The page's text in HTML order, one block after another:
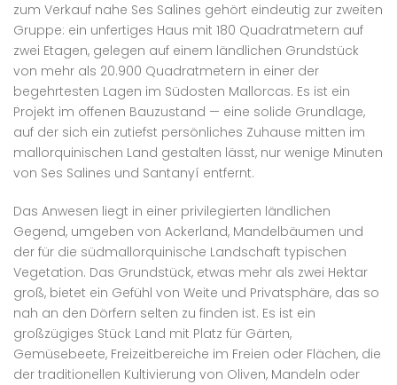
zum Verkauf nahe Ses Salines gehört eindeutig zur zweiten
Gruppe: ein unfertiges Haus mit 180 Quadratmetern auf
zwei Etagen, gelegen auf einem ländlichen Grundstück
von mehr als 20.900 Quadratmetern in einer der
begehrtesten Lagen im Südosten Mallorcas. Es ist ein
Projekt im offenen Bauzustand — eine solide Grundlage,
auf der sich ein zutiefst persönliches Zuhause mitten im
mallorquinischen Land gestalten lässt, nur wenige Minuten
von Ses Salines und Santanyí entfernt.
Das Anwesen liegt in einer privilegierten ländlichen
Gegend, umgeben von Ackerland, Mandelbäumen und
der für die südmallorquinische Landschaft typischen
Vegetation. Das Grundstück, etwas mehr als zwei Hektar
groß, bietet ein Gefühl von Weite und Privatsphäre, das so
nah an den Dörfern selten zu finden ist. Es ist ein
großzügiges Stück Land mit Platz für Gärten,
Gemüsebeete, Freizeitbereiche im Freien oder Flächen, die
der traditionellen Kultivierung von Oliven, Mandeln oder